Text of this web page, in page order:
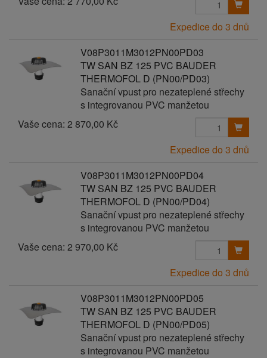
Expedice do 3 dnů
V08P3011M3012PN00PD03
TW SAN BZ 125 PVC BAUDER
THERMOFOL D (PN00/PD03)
Sanační vpust pro nezateplené střechy
s integrovanou PVC manžetou
Vaše cena: 2 870,00 Kč
Expedice do 3 dnů
V08P3011M3012PN00PD04
TW SAN BZ 125 PVC BAUDER
THERMOFOL D (PN00/PD04)
Sanační vpust pro nezateplené střechy
s integrovanou PVC manžetou
Vaše cena: 2 970,00 Kč
Expedice do 3 dnů
V08P3011M3012PN00PD05
TW SAN BZ 125 PVC BAUDER
THERMOFOL D (PN00/PD05)
Sanační vpust pro nezateplené střechy
s integrovanou PVC manžetou